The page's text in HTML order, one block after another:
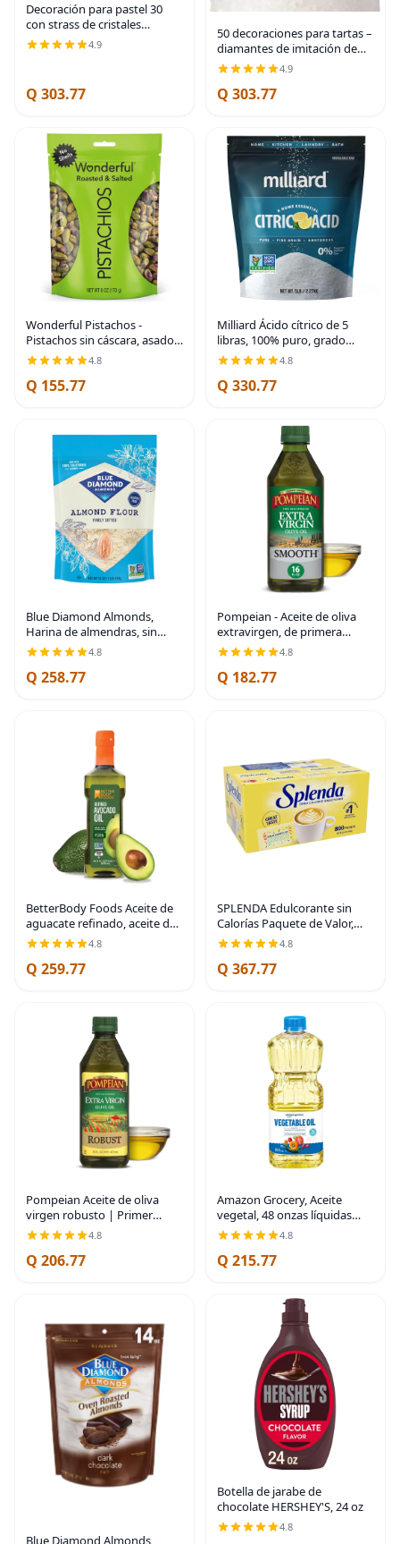
Decoración para pastel 30
con strass de cristales
premium. Monograma de
número treinta, para
número 30 | Premium Gold
Metal
4.9
Q 303.77
50 decoraciones para tartas –
diamantes de imitación de
oro rosa – 50 y fabulosas
decoraciones de cumpleaños
| Premium Rose Gold Metal -
4.9
Q 303.77
Wonderful Pistachos -
Pistachos sin cáscara, asados
y salados, 6 onzas
4.8
Q 155.77
Milliard Ácido cítrico de 5
libras, 100% puro, grado
alimenticio, proyecto
verificado sin OMG (5 libras)
4.8
Q 330.77
Blue Diamond Almonds,
Harina de almendras, sin
gluten, blanqueada,
finamente tamizada, 1 libra
4.8
Q 258.77
Pompeian - Aceite de oliva
extravirgen, de primera
presión en frío, sabor suave y
delicado, perfecto para
saltear, naturalmente libre de
4.8
Q 182.77
BetterBody Foods Aceite de
aguacate refinado, aceite de
cocina sin productos
transgénicos, kosher, apto
para dietas keto y paleo, para
4.8
Q 259.77
SPLENDA Edulcorante sin
Calorías Paquete de Valor,
800 Sobres | Paquete
económico
4.8
Q 367.77
Pompeian Aceite de oliva
virgen robusto | Primer
aceite de oliva prensado en
frío para cocinar: sabor audaz
para pasta, adobos y
4.8
Q 206.77
Amazon Grocery, Aceite
vegetal, 48 onzas líquidas
(anteriormente Happy Belly,
el embalaje puede variar)
4.8
Q 215.77
Blue Diamond Almonds,
Botella de jarabe de
chocolate HERSHEY'S, 24 oz
4.8